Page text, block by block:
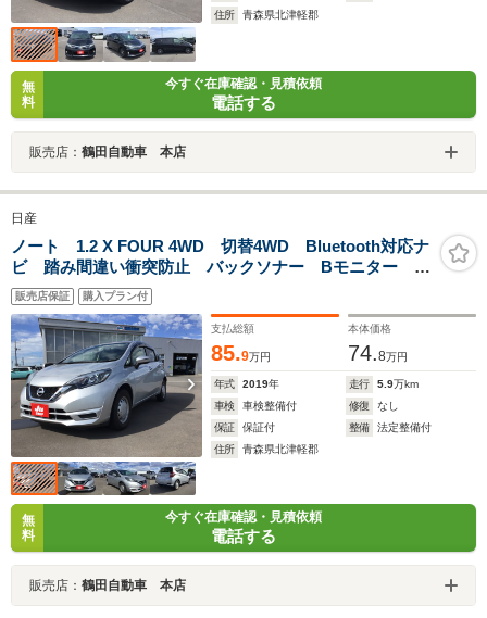
住所
青森県北津軽郡
無
料
今すぐ在庫確認・見積依頼
電話する
販売店： 鶴田自動車 本店
日産
ノート 1.2 X FOUR 4WD 切替4WD Bluetooth対応ナ
ビ 踏み間違い衝突防止 バックソナー Bモニター イ
ンテリジェントキ Wエアバッグ 盗難防止装置
ABS 衝突安全ボディ 寒冷地 AAC
販売店保証 購入プラン付
支払総額
85.9万円
本体価格
74.8万円
年式 2019年 走行 5.9万km
車検
車検整備付 修復
なし
保証
保証付 整備
法定整備付
住所
青森県北津軽郡
無
料
今すぐ在庫確認・見積依頼
電話する
販売店： 鶴田自動車 本店